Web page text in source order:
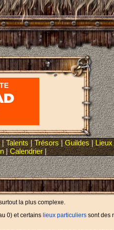
|Talents|Trésors|Guildes|Lieux
|Calendrier|
la plus complexe.
0) et certains lieux particuliers sont des